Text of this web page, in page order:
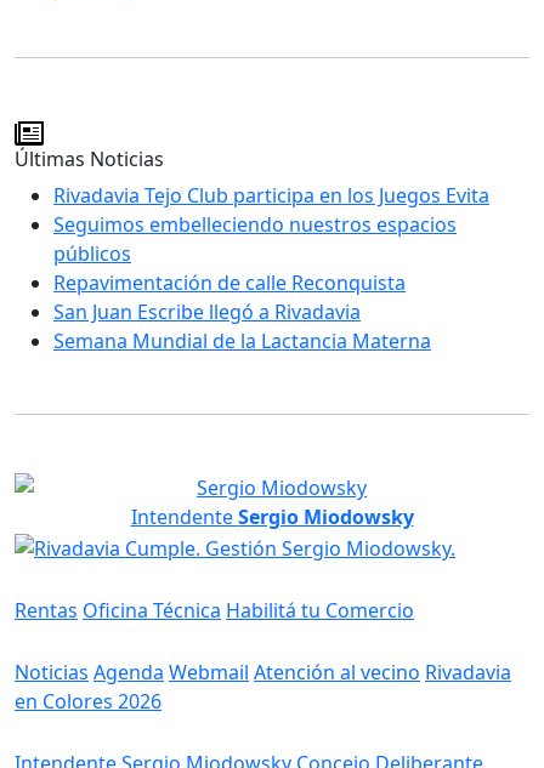
Últimas Noticias
Rivadavia Tejo Club participa en los Juegos Evita
Seguimos embelleciendo nuestros espacios
públicos
Repavimentación de calle Reconquista
San Juan Escribe llegó a Rivadavia
Semana Mundial de la Lactancia Materna
IntendenteSergio Miodowsky
Rentas Oficina Técnica Habilitá tu Comercio
Noticias Agenda Webmail Atención al vecino Rivadavia
en Colores 2026
Intendente Sergio Miodowsky Concejo Deliberante